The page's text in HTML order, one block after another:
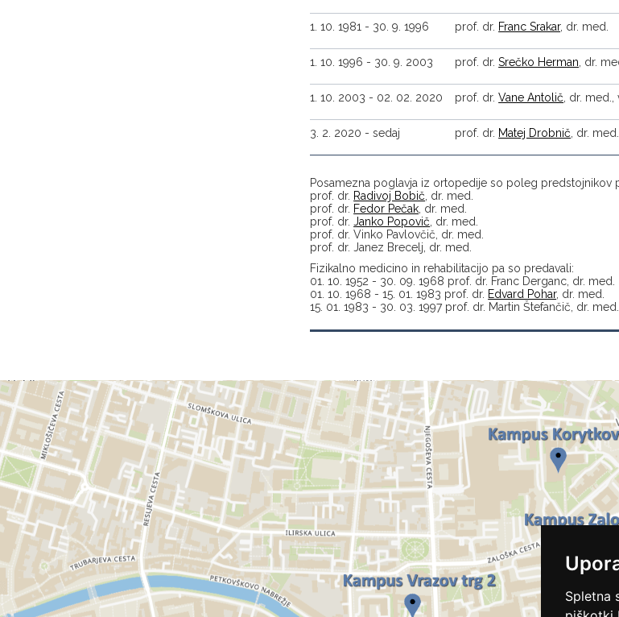
Spletna
1. 10. 1981 - 30. 9. 1996 prof. dr. Franc Srakar, dr. med.
1. 10. 1996 - 30. 9. 2003 prof. dr.Srečko Herman , dr.
1. 10. 2003 - 02. 02. 2020 prof. dr.Vane Antolič , dr.
3. 2. 2020 - sedaj prof. dr. Matej Drobnič , dr. med.
Posamezna poglavja iz ortopedije so poleg predstojnikov
prof. dr. Radivoj Bobič , dr. med.
prof. dr. Fedor Pečak , dr. med.
prof. dr.Janko Popovič , dr. med.
prof. dr. Vinko Pavlovčič, dr. med.
prof. dr. Janez Brecelj, dr. med.
Fizikalno medicino in rehabilitacijo pa so predavali:
01. 10. 1952 - 30. 09. 1968 prof. dr. Franc Derganc, dr. med.
01. 10. 1968 - 15. 01. 1983 prof. dr. Edvard Pohar, dr. med.
15. 01. 1983 - 30. 03. 1997 prof. dr. Martin Štefančič, dr. med.